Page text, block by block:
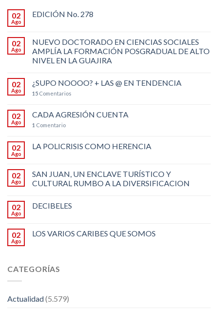
02
Ago
EDICIÓN No. 278
02
Ago
NUEVO DOCTORADO EN CIENCIAS SOCIALES
AMPLÍA LA FORMACIÓN POSGRADUAL DE ALTO
NIVEL EN LA GUAJIRA
02
Ago
¿SUPO NOOOO? + LAS @ EN TENDENCIA
15 Comentarios
02
Ago
CADA AGRESIÓN CUENTA
1 Comentario
02
Ago
LA POLICRISIS COMO HERENCIA
02
Ago
SAN JUAN, UN ENCLAVE TURÍSTICO Y
CULTURAL RUMBO A LA DIVERSIFICACION
02
Ago
DECIBELES
02
Ago
LOS VARIOS CARIBES QUE SOMOS
CATEGORÍAS
Actualidad(5.579)